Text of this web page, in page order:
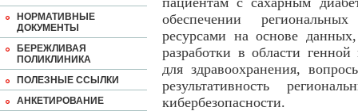
НОРМАТИВНЫЕ
ДОКУМЕНТЫ
БЕРЕЖЛИВАЯ
ПОЛИКЛИНИКА
ПОЛЕЗНЫЕ ССЫЛКИ
АНКЕТИРОВАНИЕ
обеспечении
ресурсами на основе
разработки в области
для здравоохранения,
результативность
кибербезопасности.